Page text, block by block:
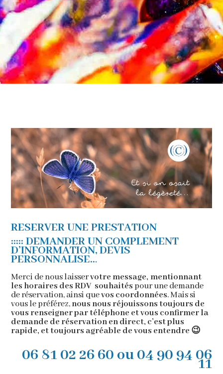
RESERVER UNE PRESTATION
::::: DEMANDER UN COMPLEMENT
D’INFORMATION, DEVIS
PERSONNALISE...
Merci de nouslaisservotre message, mentionnant
les horaires des RDV souhaitéspour une demande
de réservation, ainsi quevos coordonnées. Mais si
vous le préférez,nous nous réjouissons toujours de
vous renseigner par téléphone et vous confirmer la
demande de réservation en direct, c’est plus
rapide, et toujours agréable de vous entendre 😉
06 81 02 26 60 ou 04 90 94 06
11